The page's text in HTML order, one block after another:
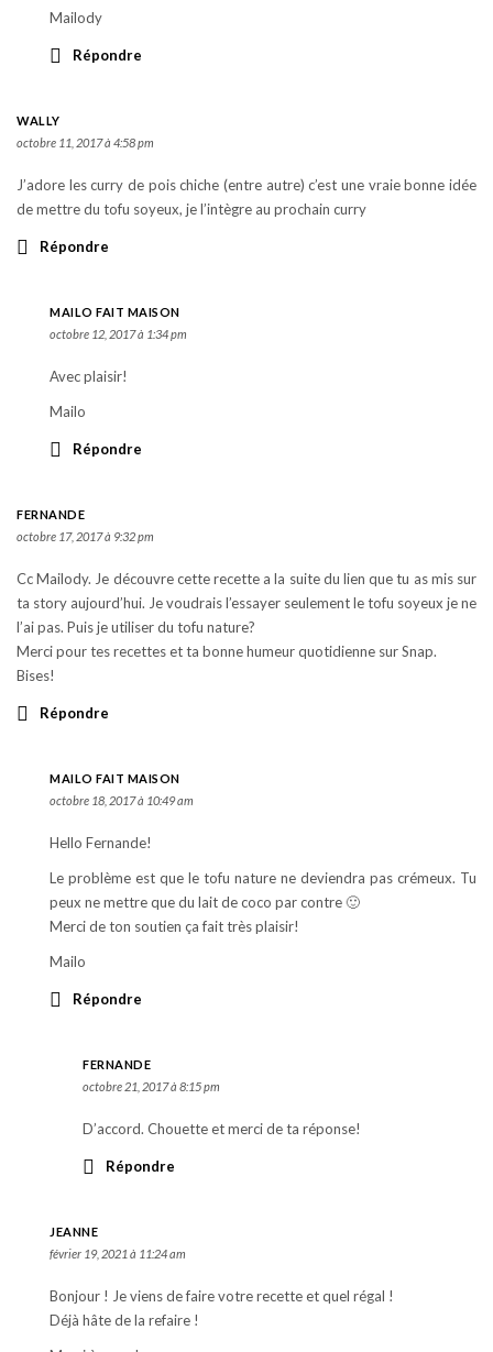
Mailody
Répondre
WALLY
octobre 11, 2017 à 4:58 pm
J’adore les curry de pois chiche (entre autre) c’est une vraie bonne idée
de mettre du tofu soyeux, je l’intègre au prochain curry
Répondre
MAILO FAIT MAISON
octobre 12, 2017 à 1:34 pm
Avec plaisir!
Mailo
Répondre
FERNANDE
octobre 17, 2017 à 9:32 pm
Cc Mailody. Je découvre cette recette a la suite du lien que tu as mis sur
ta story aujourd’hui. Je voudrais l’essayer seulement le tofu soyeux je ne
l’ai pas. Puis je utiliser du tofu nature?
Merci pour tes recettes et ta bonne humeur quotidienne sur Snap.
Bises!
Répondre
MAILO FAIT MAISON
octobre 18, 2017 à 10:49 am
Hello Fernande!
Le problème est que le tofu nature ne deviendra pas crémeux. Tu
peux ne mettre que du lait de coco par contre 🙂
Merci de ton soutien ça fait très plaisir!
Mailo
Répondre
FERNANDE
octobre 21, 2017 à 8:15 pm
D’accord. Chouette et merci de ta réponse!
Répondre
JEANNE
février 19, 2021 à 11:24 am
Bonjour ! Je viens de faire votre recette et quel régal !
Déjà hâte de la refaire !